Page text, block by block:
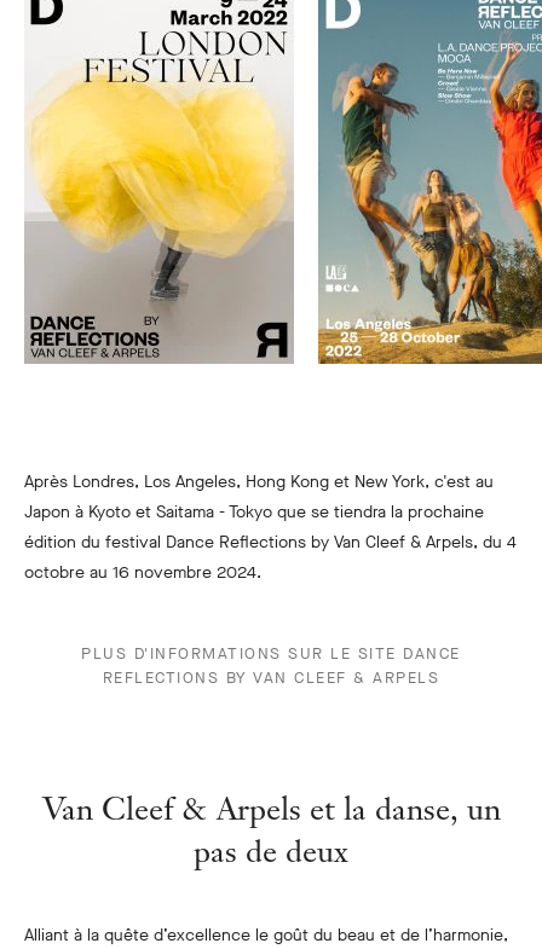
Après Londres, Los Angeles, Hong Kong et New York, c'est au
Japon à Kyoto et Saitama - Tokyo que se tiendra la prochaine
édition du festival Dance Reflections by Van Cleef & Arpels, du 4
octobre au 16 novembre 2024.
PLUS D'INFORMATIONS SUR LE SITE DANCE
REFLECTIONS BY VAN CLEEF & ARPELS
Van Cleef & Arpels et la danse, un
pas de deux
Alliant à la quête d’excellence le goût du beau et de l’harmonie,